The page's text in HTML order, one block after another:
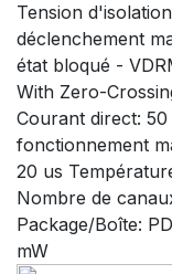
Tension
déclenchement
état bloqué -
With Zero-
Courant direct:
fonctionnement
20 us
Nombre de
Package/Boîte:
mW